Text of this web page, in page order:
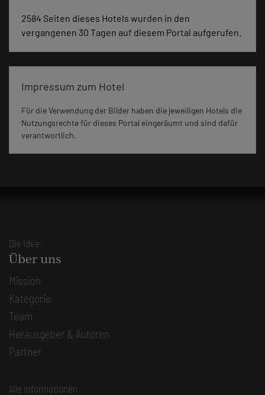
2584 Seiten dieses Hotels wurden in den
vergangenen 30 Tagen auf diesem Portal aufgerufen.
Impressum zum Hotel
Für die Verwendung der Bilder haben die jeweiligen Hotels die
Nutzungsrechte für dieses Portal eingeräumt und sind dafür
verantwortlich.
Die Idee
Über uns
Mission
Kategorie
Team
Herausgeber & Autoren
Partner
Alle Informationen